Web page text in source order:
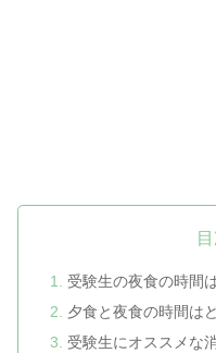
受験生の夜食の時間
夕食と夜食の時間は
受験生にオススメな